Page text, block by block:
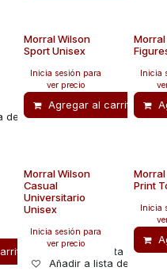
de deseos
Morral Wilson
Sport Unisex
Inicia sesión para
ver precio
Agregar al carrito
Inicia
Añadir a lista de
Morral Wilson
Casual
Universitario
Unisex
Inicia sesión para
ver precio
Añadir a lista de deseos
Print
Inicia